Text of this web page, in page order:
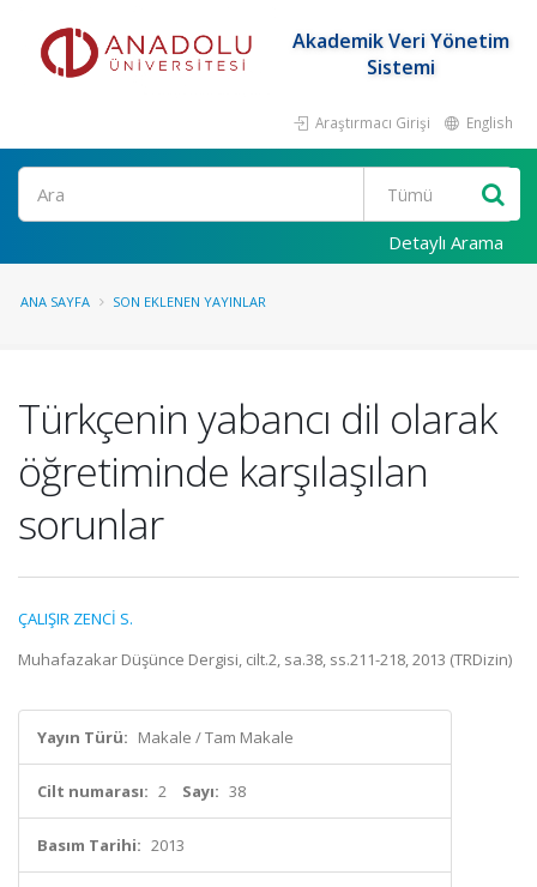
Akademik Veri Yönetim
Sistemi
Araştırmacı Girişi English
Ara
Detaylı Arama
ANA SAYFA SON EKLENEN YAYINLAR
Türkçenin yabancı dil olarak
öğretiminde karşılaşılan
sorunlar
ÇALIŞIR ZENCİ S.
Muhafazakar Düşünce Dergisi, cilt.2, sa.38, ss.211-218, 2013 (TRDizin)
Yayın Türü: Makale / Tam Makale
Cilt numarası: 2 Sayı: 38
Basım Tarihi: 2013